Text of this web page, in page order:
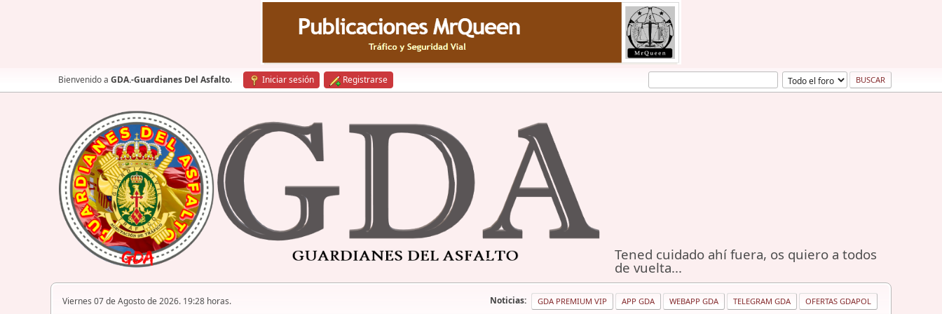
Bienvenido a GDA.-Guardianes Del Asfalto. Iniciar sesión Registrarse
Tened cuidado ahí fuera, os quiero a todos
de vuelta...
Viernes 07 de Agosto de 2026. 19:28 horas. Noticias: GDA PREMIUM VIP APP GDA WEBAPP GDA TELEGRAM GDA OFERTAS GDAPOL